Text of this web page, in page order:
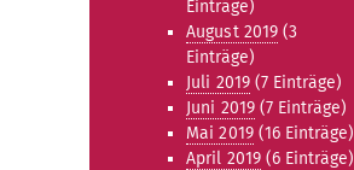
Einträge)
August 2019 (3
Einträge)
Juli 2019(7 Einträge)
Juni 2019(7 Einträge)
Mai 2019(16 Einträge)
April 2019 (6 Einträge)